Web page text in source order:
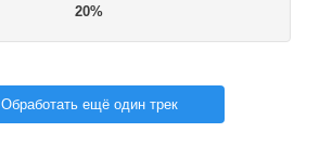
21%
Обработать ещё один трек